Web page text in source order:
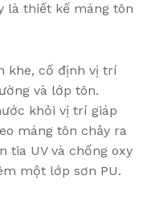
là thiết kế máng tôn
khe, cố định vị trí
và lớp tôn.
khỏi vị trí giáp
máng tôn chảy ra
tia UV và chống oxy
một lớp sơn PU.